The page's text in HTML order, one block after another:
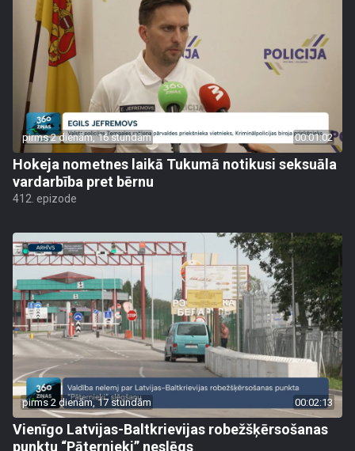
pirms 2 dienām, 16 stundām 00:01:02
Hokeja nometnes laikā Tukumā notikusi seksuāla
vardarbība pret bērnu
412. epizode
pirms 2 dienām, 17 stundām 00:02:13
Vienīgo Latvijas-Baltkrievijas robežšķērsošanas
punktu “Pāternieki” neslēgs